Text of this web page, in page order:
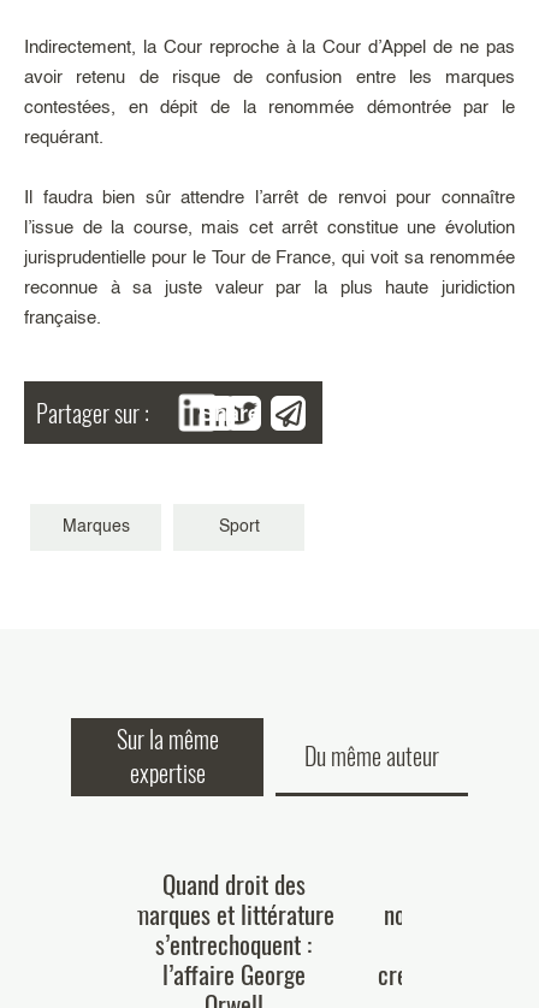
Indirectement, la Cour reproche à la Cour d’Appel de ne pas
avoir retenu de risque de confusion entre les marques
contestées, en dépit de la renommée démontrée par le
requérant.
Il faudra bien sûr attendre l’arrêt de renvoi pour connaître
l’issue de la course, mais cet arrêt constitue une évolution
jurisprudentielle pour le Tour de France, qui voit sa renommée
reconnue à sa juste valeur par la plus haute juridiction
française.
Partager sur : Share
Marques Sport
Sur la même
expertise
Du même auteur
Quand droit des
marques et littérature
s’entrechoquent :
l’affaire George
nouvelles
créateurs ou